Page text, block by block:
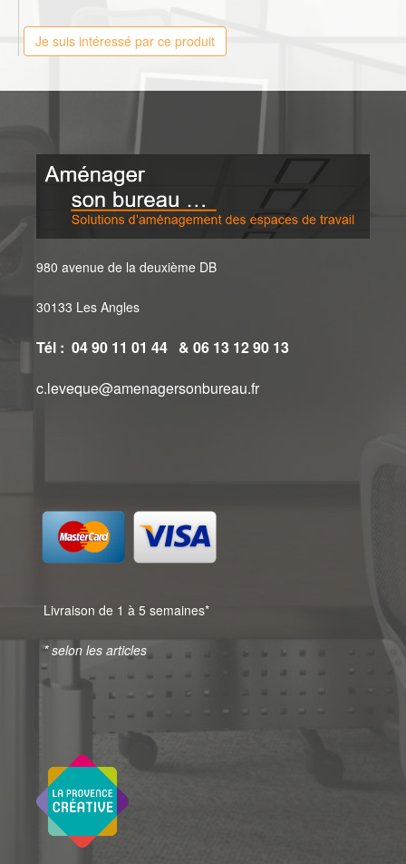
Je suis intéressé par ce produit
980 avenue de la deuxième DB
30133 Les Angles
Tél : 04 90 11 01 44 & 06 13 12 90 13
c.leveque@amenagersonbureau.fr
Livraison de 1 à 5 semaines*
* selon les articles